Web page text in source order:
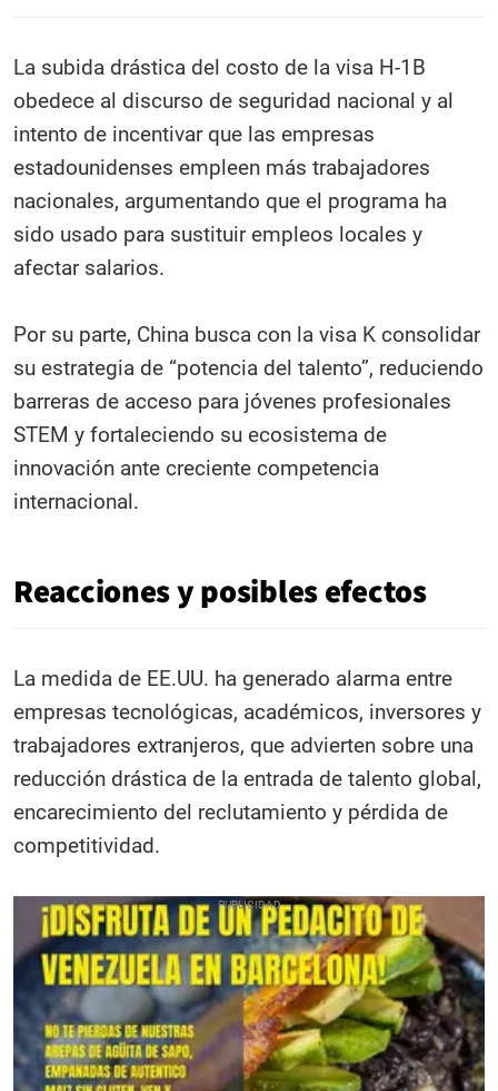
La subida drástica del costo de la visa H-1B
obedece al discurso de seguridad nacional y al
intento de incentivar que las empresas
estadounidenses empleen más trabajadores
nacionales, argumentando que el programa ha
sido usado para sustituir empleos locales y
afectar salarios.
Por su parte, China busca con la visa K consolidar
su estrategia de “potencia del talento”, reduciendo
barreras de acceso para jóvenes profesionales
STEM y fortaleciendo su ecosistema de
innovación ante creciente competencia
internacional.
Reacciones y posibles efectos
La medida de EE.UU. ha generado alarma entre
empresas tecnológicas, académicos, inversores y
trabajadores extranjeros, que advierten sobre una
reducción drástica de la entrada de talento global,
encarecimiento del reclutamiento y pérdida de
competitividad.